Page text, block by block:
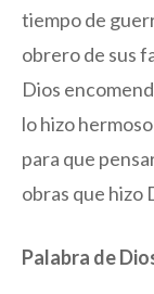
tiempo de
obrero de sus
Dios
lo hizo
para que
obras que hizo
Palabra de